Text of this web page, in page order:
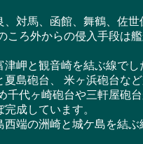
対馬、函館、舞鶴、佐
ろ外からの侵入手段は
岬と観音崎を結ぶ線で
島砲台、 米ヶ浜砲台な
千代ヶ崎砲台や三軒屋
成しています。
端の洲崎と城ケ島を結